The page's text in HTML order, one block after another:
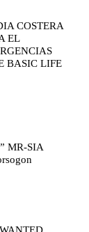
COSTERA
EL
BASIC LIFE
MR-SIA